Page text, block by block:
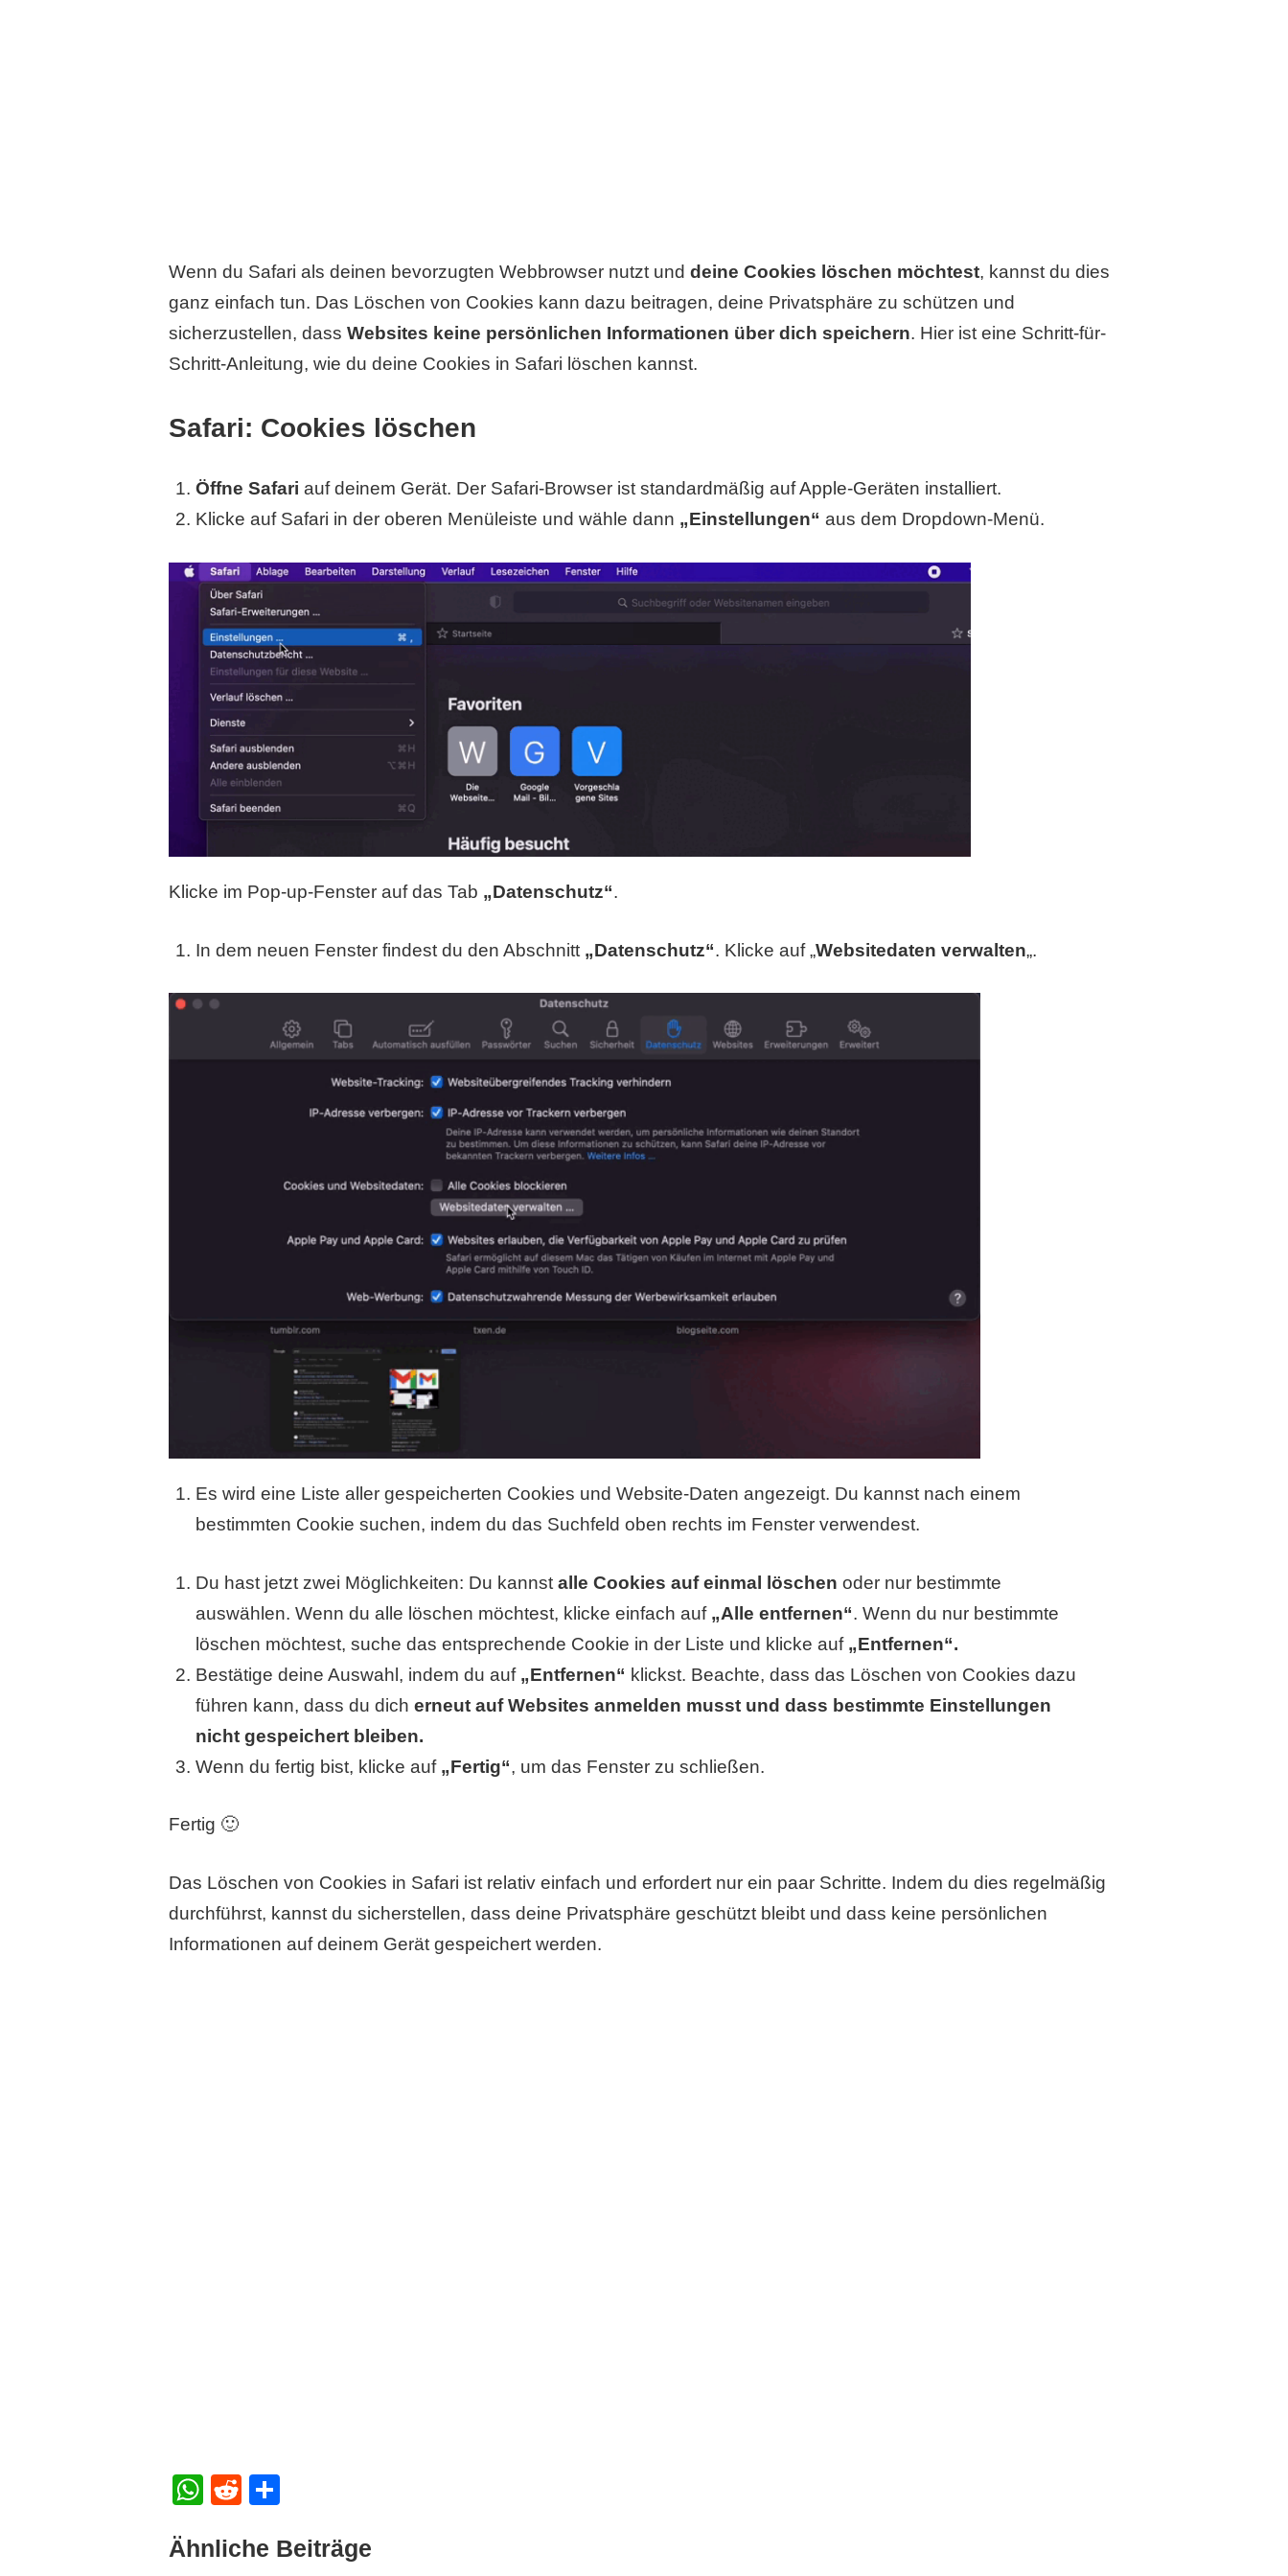
Wenn du Safari als deinen bevorzugten Webbrowser nutzt und deine Cookies löschen möchtest, kannst du dies
ganz einfach tun. Das Löschen von Cookies kann dazu beitragen, deine Privatsphäre zu schützen und
sicherzustellen, dass Websites keine persönlichen Informationen über dich speichern. Hier ist eine Schritt-für-
Schritt-Anleitung, wie du deine Cookies in Safari löschen kannst.
Safari: Cookies löschen
Öffne Safariauf deinem Gerät. Der Safari-Browser ist standardmäßig auf Apple-Geräten installiert.
Klicke auf Safari in der oberen Menüleiste und wähle dann „Einstellungen“ aus dem Dropdown-Menü.
Klicke im Pop-up-Fenster auf das Tab „Datenschutz“.
In dem neuen Fenster findest du den Abschnitt „Datenschutz“. Klicke auf „Websitedaten verwalten„.
Es wird eine Liste aller gespeicherten Cookies und Website-Daten angezeigt. Du kannst nach einem
bestimmten Cookie suchen, indem du das Suchfeld oben rechts im Fenster verwendest.
Du hast jetzt zwei Möglichkeiten: Du kannst alle Cookies auf einmal löschen oder nur bestimmte
auswählen. Wenn du alle löschen möchtest, klicke einfach auf „Alle entfernen“. Wenn du nur bestimmte
löschen möchtest, suche das entsprechende Cookie in der Liste und klicke auf „Entfernen“.
Bestätige deine Auswahl, indem du auf „Entfernen“ klickst. Beachte, dass das Löschen von Cookies dazu
führen kann, dass du dicherneut auf Websites anmelden musst und dass bestimmte Einstellungen
nicht gespeichert bleiben.
Wenn du fertig bist, klicke auf „Fertig“, um das Fenster zu schließen.
Fertig 🙂
Das Löschen von Cookies in Safari ist relativ einfach und erfordert nur ein paar Schritte. Indem du dies regelmäßig
durchführst, kannst du sicherstellen, dass deine Privatsphäre geschützt bleibt und dass keine persönlichen
Informationen auf deinem Gerät gespeichert werden.
WhatsApp
Reddit
Ähnliche Beiträge